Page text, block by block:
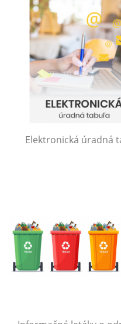
Elektronická úradná